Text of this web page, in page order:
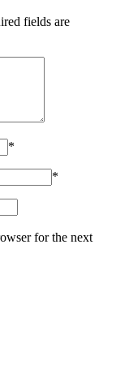
fields are
*
*
for the next